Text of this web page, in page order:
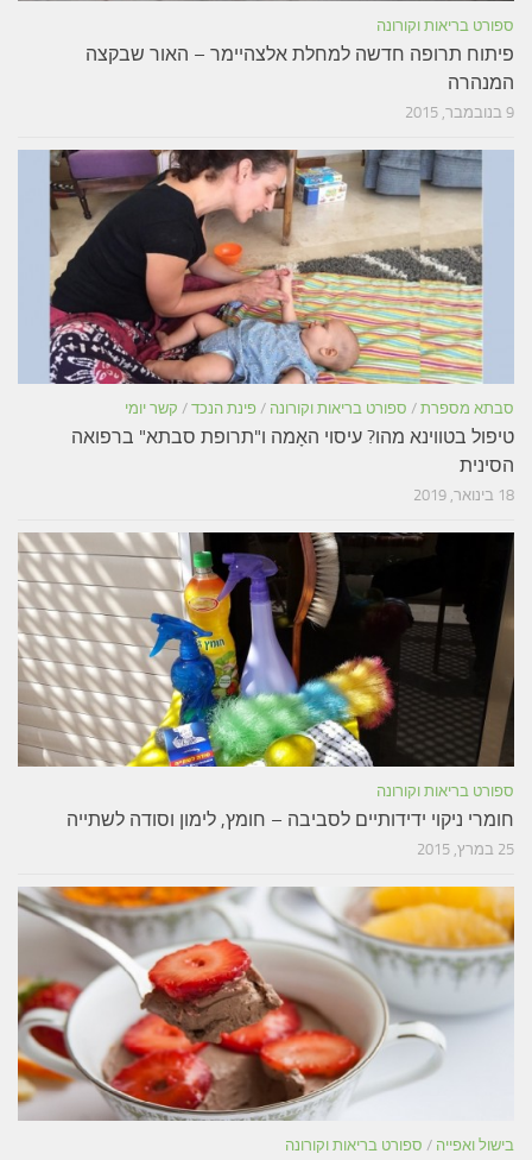
ספורט בריאות וקורונה
פיתוח תרופה חדשה למחלת אלצהיימר – האור שבקצה
המנהרה
9 בנובמבר, 2015
סבתא מספרת / ספורט בריאות וקורונה / פינת הנכד / קשר יומי
טיפול בטווינא מהו? עיסוי האָמה ו"תרופת סבתא" ברפואה
הסינית
18 בינואר, 2019
ספורט בריאות וקורונה
חומרי ניקוי ידידותיים לסביבה – חומץ, לימון וסודה לשתייה
25 במרץ, 2015
בישול ואפייה / ספורט בריאות וקורונה